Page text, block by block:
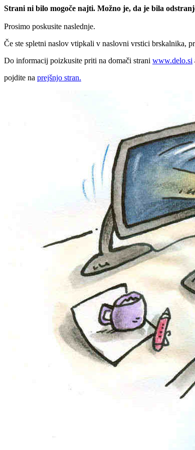
Strani ni bilo mogoče najti. Možno je, da je bila
Prosimo poskusite naslednje.
Če ste spletni naslov vtipkali v naslovni vrstici brskalnika,
Do informacij poizkusite priti na domači strani www.delo.si
pojdite na prejšnjo stran.